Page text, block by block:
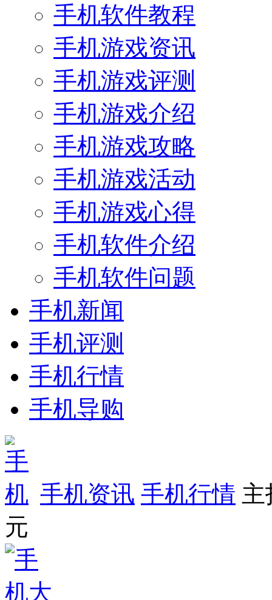
手机软件教程
手机游戏资讯
手机游戏评测
手机游戏介绍
手机游戏攻略
手机游戏活动
手机游戏心得
手机软件介绍
手机软件问题
手机新闻
手机评测
手机行情
手机导购
手机资讯 手机行情 主
元